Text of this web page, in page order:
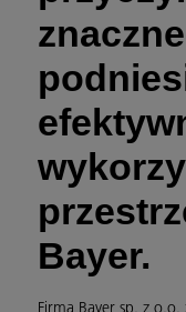
Bayer.
Firma Bayer sp. z